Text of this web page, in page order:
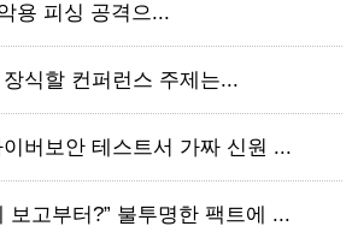
용 피싱 공격으...
식할 컨퍼런스 주제는...
버보안 테스트서 가짜 신원 ...
보고부터?” 불투명한 팩트에 ...